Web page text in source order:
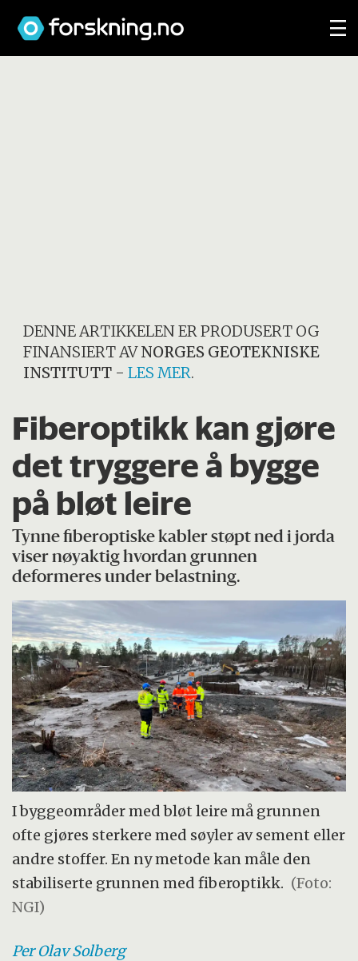
DENNE ARTIKKELEN ER PRODUSERT OG
FINANSIERT AVNORGES GEOTEKNISKE
INSTITUTT -LES MER.
Fiberoptikk kan gjøre
det tryggere å bygge
på bløt leire
Tynne fiberoptiske kabler støpt ned i jorda
viser nøyaktig hvordan grunnen
deformeres under belastning.
I byggeområder med bløt leire må grunnen
ofte gjøres sterkere med søyler av sement eller
andre stoffer. En ny metode kan måle den
stabiliserte grunnen med fiberoptikk. (Foto:
NGI)
Per Olav Solberg